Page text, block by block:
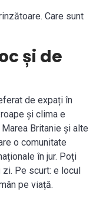
Care sunt
și de
de expați în
și clima e
Britanie și alte
o comunitate
în jur. Poți
zi. Pe scurt: e locul
pe viață.